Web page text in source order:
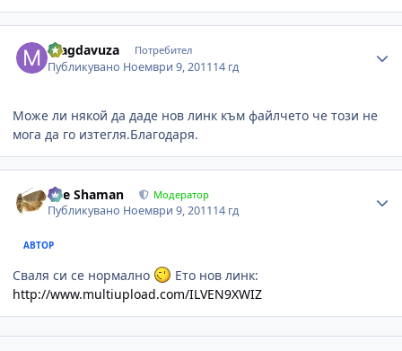
magdavuza Потребител
Публикувано Ноември 9, 201114 гд
Може ли някой да даде нов линк към файлчето че този не
мога да го изтегля.Благодаря.
The Shaman Модератор
Публикувано Ноември 9, 201114 гд
АВТОР
Сваля си се нормално
Ето нов линк:
http://www.multiupload.com/ILVEN9XWIZ